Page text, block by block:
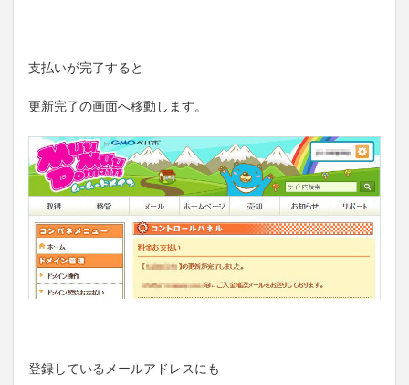
支払いが完了すると
更新完了の画面へ移動します。
登録しているメールアドレスにも